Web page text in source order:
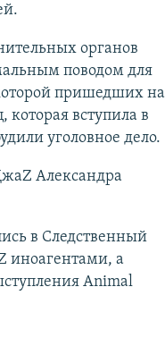
органов
поводом для
пришедших на
вступила в
уголовное дело.
Александра
в Следственный
иноагентами, а
Animal